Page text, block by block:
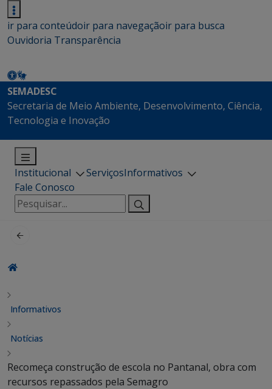
ir para conteúdoir para navegaçãoir para busca
Ouvidoria Transparência
SEMADESC
Secretaria de Meio Ambiente, Desenvolvimento, Ciência,
Tecnologia e Inovação
Institucional ServiçosInformativos
Fale Conosco
Pesquisar
por:
Informativos
Notícias
Recomeça construção de escola no Pantanal, obra com
recursos repassados pela Semagro